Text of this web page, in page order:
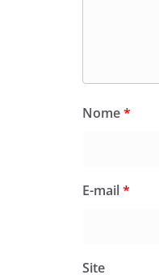
Nome*
E-mail*
Site